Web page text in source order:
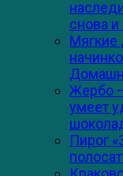
снова и
Мягкие
Жербо
умеет
Пирог